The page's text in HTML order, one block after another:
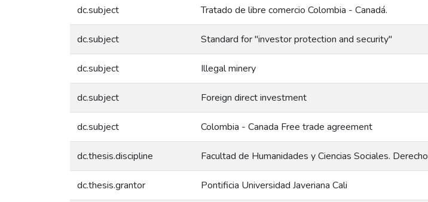
dc.subject Tratado de libre comercio Colombia - Canadá.
dc.subject Standard for "investor protection and security"
dc.subject Illegal minery
dc.subject Foreign direct investment
dc.subject Colombia - Canada Free trade agreement
dc.thesis.discipline Facultad de Humanidades y Ciencias Sociales. Derecho
dc.thesis.grantor Pontificia Universidad Javeriana Cali